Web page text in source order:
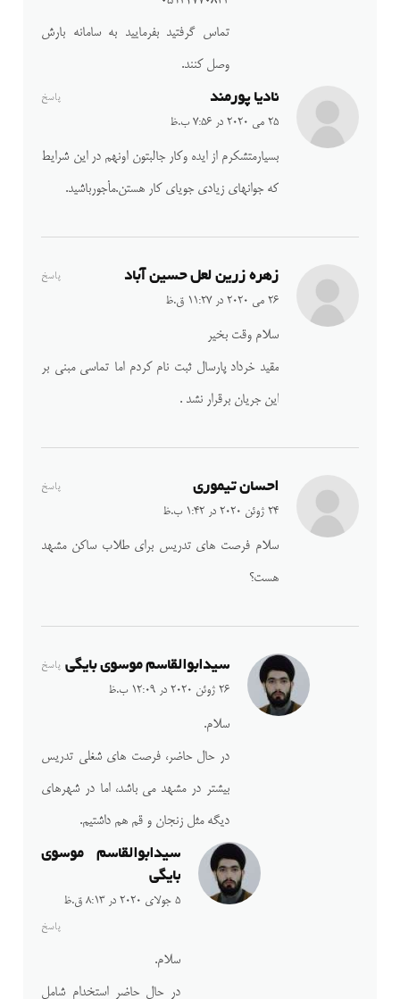
تماس گرفتید بفرمایید به سامانه بارش
وصل کنند.
نادیا پورمند
25 می 2020 در 7:56 ب.ظ
پاسخ
بسیارمتشکرم از ایده وکار جالبتون اونهم در این شرایط
که جوانهای زیادی جویای کار هستن.مأجورباشید.
زهره زرین لعل حسین آباد
26 می 2020 در 11:27 ق.ظ
پاسخ
سلام وقت بخیر
مقید خرداد پارسال ثبت نام کردم اما تماسی مبنی بر
این جریان برقرار نشد .
احسان تیموری
24 ژوئن 2020 در 1:42 ب.ظ
پاسخ
سلام فرصت های تدریس برای طلاب ساکن مشهد
هست؟
سیدابوالقاسم موسوی بایگی
26 ژوئن 2020 در 12:09 ب.ظ
پاسخ
سلام.
در حال حاضر، فرصت های شغلی تدریس
بیشتر در مشهد می باشد، اما در شهرهای
دیگه مثل زنجان و قم هم داشتیم.
سیدابوالقاسم موسوی
بایگی
5 جولای 2020 در 8:13 ق.ظ
پاسخ
سلام.
در حال حاضر استخدام شامل